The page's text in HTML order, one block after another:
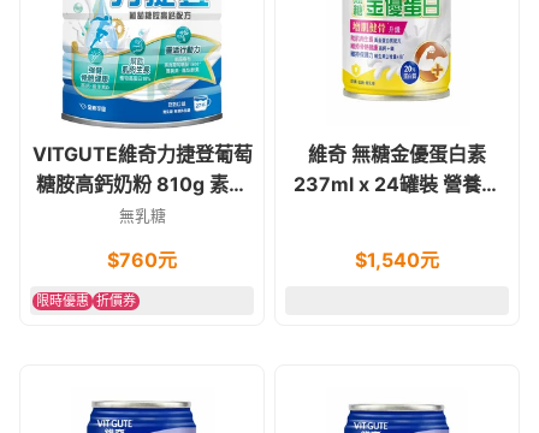
VITGUTE維奇力捷登葡萄
糖胺高鈣奶粉 810g 素食
可
無乳糖
$760元
限時優惠 折價券
維奇 無糖金優蛋白素
237ml x 24罐裝 營養奶
$1,540元